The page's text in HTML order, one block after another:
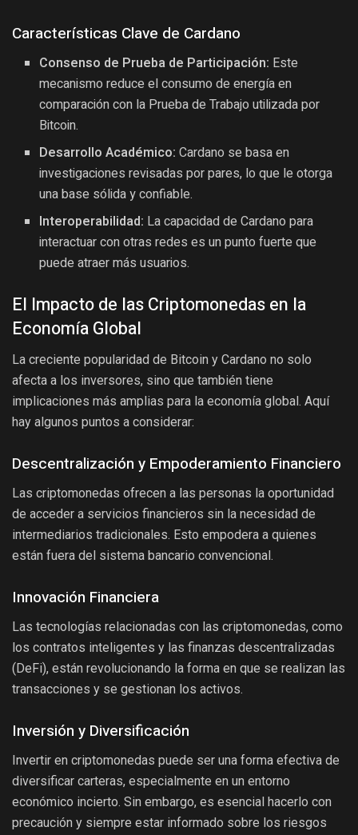
Características Clave de Cardano
Consenso de Prueba de Participación: Este
mecanismo reduce el consumo de energía en
comparación con la Prueba de Trabajo utilizada por
Bitcoin.
Desarrollo Académico: Cardano se basa en
investigaciones revisadas por pares, lo que le otorga
una base sólida y confiable.
Interoperabilidad: La capacidad de Cardano para
interactuar con otras redes es un punto fuerte que
puede atraer más usuarios.
El Impacto de las Criptomonedas en la
Economía Global
La creciente popularidad de Bitcoin y Cardano no solo
afecta a los inversores, sino que también tiene
implicaciones más amplias para la economía global. Aquí
hay algunos puntos a considerar:
Descentralización y Empoderamiento Financiero
Las criptomonedas ofrecen a las personas la oportunidad
de acceder a servicios financieros sin la necesidad de
intermediarios tradicionales. Esto empodera a quienes
están fuera del sistema bancario convencional.
Innovación Financiera
Las tecnologías relacionadas con las criptomonedas, como
los contratos inteligentes y las finanzas descentralizadas
(DeFi), están revolucionando la forma en que se realizan las
transacciones y se gestionan los activos.
Inversión y Diversificación
Invertir en criptomonedas puede ser una forma efectiva de
diversificar carteras, especialmente en un entorno
económico incierto. Sin embargo, es esencial hacerlo con
precaución y siempre estar informado sobre los riesgos